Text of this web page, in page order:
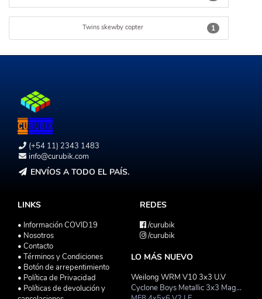
1
Twins skewby copter
(+54 11) 2343 1483
info@curubik.com
ENVÍOS A TODO EL PAÍS.
LINKS
• Información COVID19
• Nosotros
• Contacto
• Términos y Condiciones
• Botón de arrepentimiento
• Política de Privacidad
• Políticas de devolución y
REDES
/curubik
/curubik
LO MÁS NUEVO
Weilong WRM V10 3x3 U.V
Cyclone Boys Metallic 3x3 Magnetico Macaron